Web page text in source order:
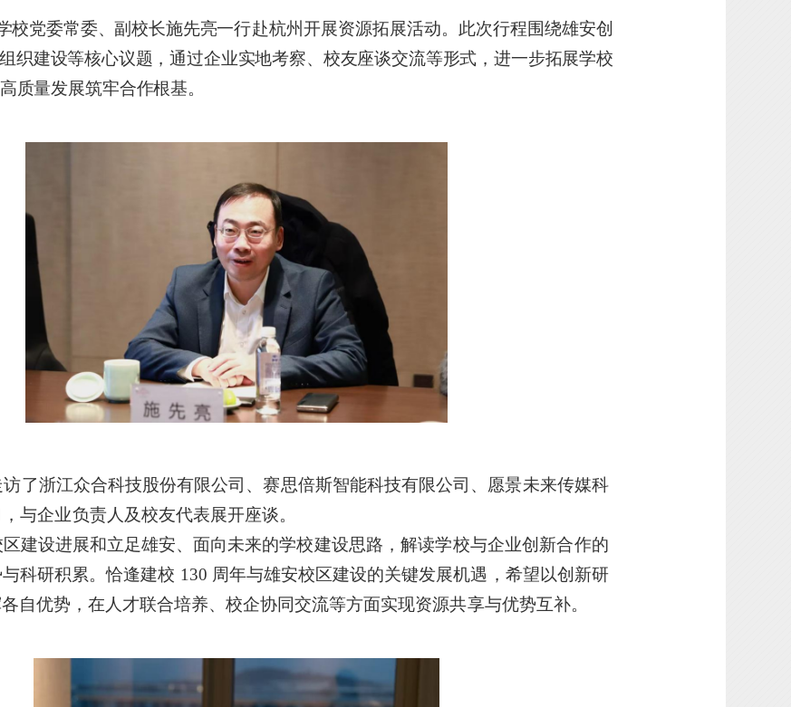
校党委常委、副校长施先亮一行赴杭州开展资源拓展活动。此次行程围绕雄安创
织建设等核心议题，通过企业实地考察、校友座谈交流等形式，进一步拓展学校
质量发展筑牢合作根基。
了浙江众合科技股份有限公司、赛思倍斯智能科技有限公司、愿景未来传媒科
，与企业负责人及校友代表展开座谈。
建设进展和立足雄安、面向未来的学校建设思路，解读学校与企业创新合作的
科研积累。恰逢建校 130 周年与雄安校区建设的关键发展机遇，希望以创新研
自优势，在人才联合培养、校企协同交流等方面实现资源共享与优势互补。